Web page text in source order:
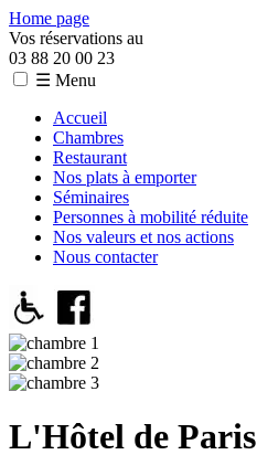
Home page
Vos réservations au
03 88 20 00 23
☰ Menu
Accueil
Chambres
Restaurant
Nos plats à emporter
Séminaires
Personnes à mobilité réduite
Nos valeurs et nos actions
Nous contacter
L'Hôtel de Paris